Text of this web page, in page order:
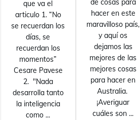
que va el
articulo 1. “No
se recuerdan los
días, se
recuerdan los
momentos”
Cesare Pavese
2. "Nada
desarrolla tanto
la inteligencia
como ...
hacer en este
maravilloso país,
y aquí os
dejamos las
mejores de las
mejores cosas
para hacer en
Australia.
¡Averiguar
cuáles son ...